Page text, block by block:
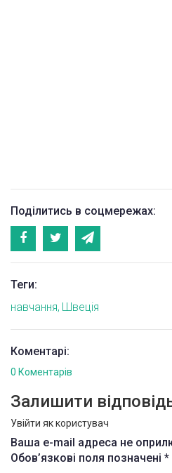
Поділитись в соцмережах:
Теги:
навчання Швеція
Коментарі:
0 Коментарів
Залишити
Увійти як користувач
Ваша e-mail адреса не
Обов’язкові поля позначені *